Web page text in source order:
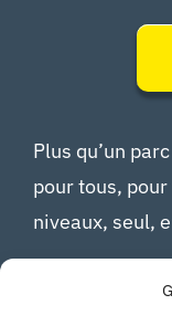
Plus qu’un
pour tous,
niveaux, seul,